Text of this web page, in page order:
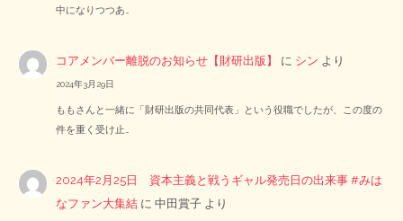
中になりつつあ…
コアメンバー離脱のお知らせ【財研出版】 に シン より
2024年3月29日
ももさんと一緒に「財研出版の共同代表」という役職でしたが、この度の
件を重く受け止…
2024年2月25日 資本主義と戦うギャル発売日の出来事 #みは
なファン大集結 に中田賞子 より